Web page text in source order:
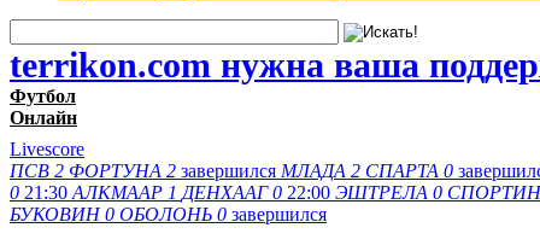
terrikon.com нужна ваша
Футбол
Онлайн
Livescore
ПСВ 2 ФОРТУНА 2 завершился МЛАДА 2 СПАРТА 0
0 21:30 АЛКМААР 1 ДЕНХААГ 0 22:00 ЭШТРЕЛА 0 СПОРТИН
БУКОВИН 0 ОБОЛОНЬ 0 завершился